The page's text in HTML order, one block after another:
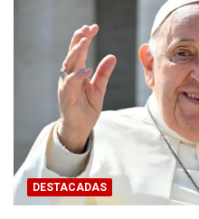
DESTACADAS